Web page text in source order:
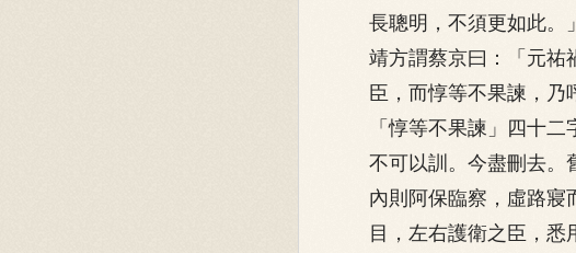
長聰明，不須更如此。
靖方謂蔡京曰：「元祐
臣，而惇等不果諫，乃
「惇等不果諫」四十
不可以訓。今盡刪去。
內則阿保臨察，虛路寢
目，左右護衛之臣，悉